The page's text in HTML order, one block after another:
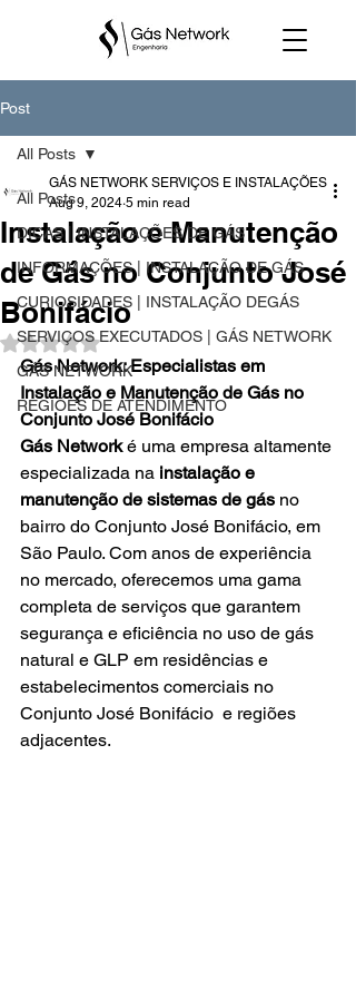
Post
All Posts
DICAS | INSTALAÇÕES DE GÁS
INFORMAÇÕES | INSTALAÇÃO DE GÁS
CURIOSIDADES | INSTALAÇÃO DEGÁS
SERVIÇOS EXECUTADOS | GÁS NETWORK
GÁS NETWORK
REGIÕES DE ATENDIMENTO
All Posts
Instalação e Manutenção
de Gás no Conjunto José
Bonifácio
GÁS NETWORK SERVIÇOS E INSTALAÇÕES
Aug 9, 2024 5 min read
Rated NaN out of 5 stars.
Gás Network: Especialistas em
Instalação e Manutenção de Gás no
Conjunto José Bonifácio
Gás Network é uma empresa altamente
especializada na instalação e
manutenção de sistemas de gás no
bairro do Conjunto José Bonifácio, em
São Paulo. Com anos de experiência
no mercado, oferecemos uma gama
completa de serviços que garantem
segurança e eficiência no uso de gás
natural e GLP em residências e
estabelecimentos comerciais no
Conjunto José Bonifácio  e regiões
adjacentes.